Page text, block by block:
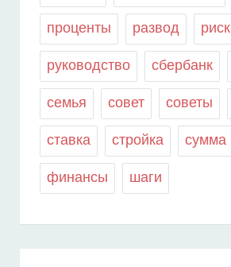
проценты развод риск
руководство сбербанк
семья совет советы
ставка стройка сумма
финансы шаги